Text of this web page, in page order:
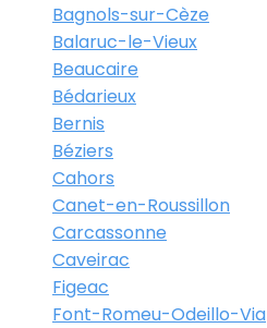
Bagnols-sur-Cèze
Balaruc-le-Vieux
Beaucaire
Bédarieux
Bernis
Béziers
Cahors
Canet-en-Roussillon
Carcassonne
Caveirac
Figeac
Font-Romeu-Odeillo-Via